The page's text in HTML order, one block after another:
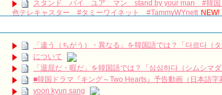
スタンド バイ ユア マン stand by your man #韓国
色テレキャスター #タミーワイネット #TammyWYnett NEW!
【コス太の予言】8月2週目 #shorts NEW!
『一緒に暮らしますか』イ・サンウ、ハン・ジヘの娘の
【2年前】《疑問的一勝》尹均相談李鍾碩“愛耍賴的弟弟兼
ハン・ヘジン 한혜진 – (선공개) 강남 3대 얼짱 출신 &#39;
요? 밥블레스유 2 bobblessyou2 EP.18
ソン・ヘギョ – ソンヘギョ キスまとめ
「違う（ちがう）・異なる」を韓国語では？「다르다（
について
「退屈だ・暇だ」を韓国語では？「심심하다（シムシマ
■韓国ドラマ『キング～Two Hearts』予告動画（日本語字
yoon kyun sang